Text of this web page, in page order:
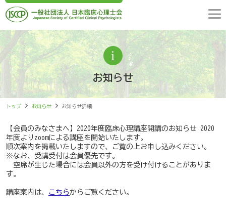
お知らせ
トップ お知らせ お知らせ詳細
【会員のみなさまへ】2020年度臨床心理講座開講のお知らせ 2020
年度よりzoomによる講座を開始いたします。
順次案内を掲載いたしますので、ご覧の上お申し込みください。
※なお、受講受付は会員優先です。
空席が生じた場合には会員以外の方を受け付けることがありま
す。
講座案内は、 こちら からご覧ください。